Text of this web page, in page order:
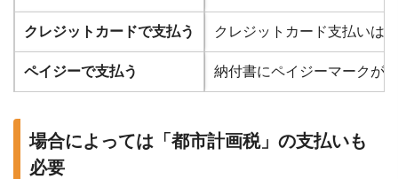
クレジットカードで支払う クレジットカード支払いは
ペイジーで支払う 納付書にペイジーマークが
場合によっては「都市計画税」の支払いも
必要